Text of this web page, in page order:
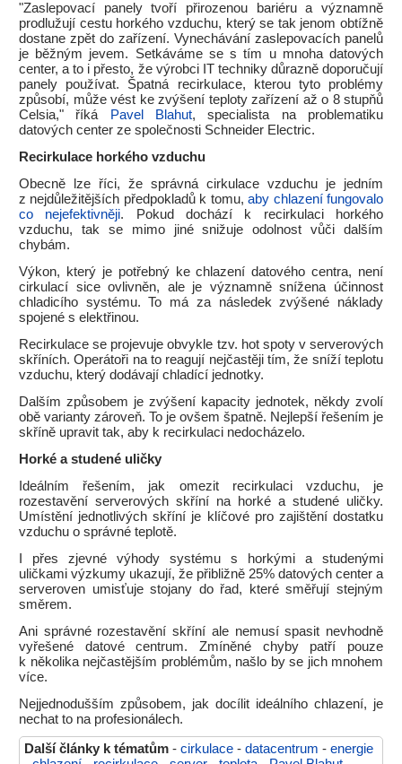
"Zaslepovací panely tvoří přirozenou bariéru a významně
prodlužují cestu horkého vzduchu, který se tak jenom obtížně
dostane zpět do zařízení. Vynechávání zaslepovacích panelů
je běžným jevem. Setkáváme se s tím u mnoha datových
center, a to i přesto, že výrobci IT techniky důrazně doporučují
panely používat. Špatná recirkulace, kterou tyto problémy
způsobí, může vést ke zvýšení teploty zařízení až o 8 stupňů
Celsia," říká
Pavel Blahut, specialista na problematiku
datových center ze společnosti Schneider Electric.
Recirkulace horkého vzduchu
Obecně lze říci, že správná cirkulace vzduchu je jedním
z nejdůležitějších předpokladů k tomu,aby chlazení fungovalo
co nejefektivněji. Pokud dochází k recirkulaci horkého
vzduchu, tak se mimo jiné snižuje odolnost vůči dalším
chybám.
Výkon, který je potřebný ke chlazení datového centra, není
cirkulací sice ovlivněn, ale je významně snížena účinnost
chladicího systému. To má za následek zvýšené náklady
spojené s elektřinou.
Recirkulace se projevuje obvykle tzv. hot spoty v serverových
skříních. Operátoři na to reagují nejčastěji tím, že sníží teplotu
vzduchu, který dodávají chladící jednotky.
Dalším způsobem je zvýšení kapacity jednotek, někdy zvolí
obě varianty zároveň. To je ovšem špatně. Nejlepší řešením je
skříně upravit tak, aby k recirkulaci nedocházelo.
Horké a studené uličky
Ideálním řešením, jak omezit recirkulaci vzduchu, je
rozestavění serverových skříní na horké a studené uličky.
Umístění jednotlivých skříní je klíčové pro zajištění dostatku
vzduchu o správné teplotě.
I přes zjevné výhody systému s horkými a studenými
uličkami výzkumy ukazují, že přibližně 25% datových center a
serveroven umisťuje stojany do řad, které směřují stejným
směrem.
Ani správné rozestavění skříní ale nemusí spasit nevhodně
vyřešené datové centrum. Zmíněné chyby patří pouze
k několika nejčastějším problémům, našlo by se jich mnohem
více.
Nejjednodušším způsobem, jak docílit ideálního chlazení, je
nechat to na profesionálech.
Další články k tématům - cirkulace - datacentrum - energie